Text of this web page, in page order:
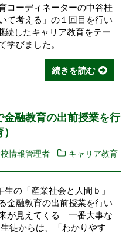
コーディネーターの中谷桂
て考える」の１回目を行い
続したキャリア教育をテー
学びました。
続きを読む
金融教育の出前授業を行
情報管理者
キャリア教育
の「産業社会と人間ｂ」
金融教育の出前授業を行い
が見えてくる 一番大事な
徒からは、「わかりやす